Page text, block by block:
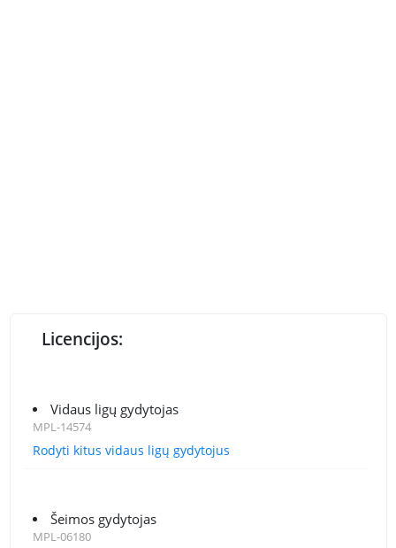
Licencijos:
Vidaus ligų gydytojas
MPL-14574
Rodyti kitus vidaus ligų gydytojus
Šeimos gydytojas
MPL-06180